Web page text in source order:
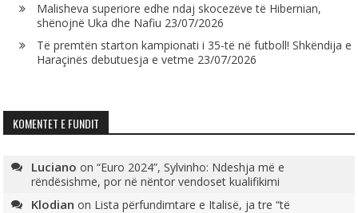
Malisheva superiore edhe ndaj skocezëve të Hibernian,
shënojnë Uka dhe Nafiu 23/07/2026
Të premtën starton kampionati i 35-të në futboll! Shkëndija e
Haraçinës debutuesja e vetme 23/07/2026
KOMENTET E FUNDIT
Luciano on“Euro 2024”, Sylvinho: Ndeshja më e
rëndësishme, por në nëntor vendoset kualifikimi
Klodian on Lista përfundimtare e Italisë, ja tre “të